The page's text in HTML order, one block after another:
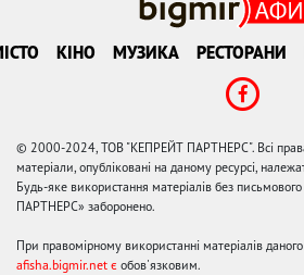
КІНО МУЗИКА РЕСТОРАНИ
© 2000-2024, ТОВ "КЕПРЕЙТ ПАРТНЕРС". Всі права
матеріали, опубліковані на даному ресурсі,
Будь-яке використання матеріалів без
ПАРТНЕРС» заборонено.
При правомірному використанні матеріалів
afisha.bigmir.net є обов'язковим.